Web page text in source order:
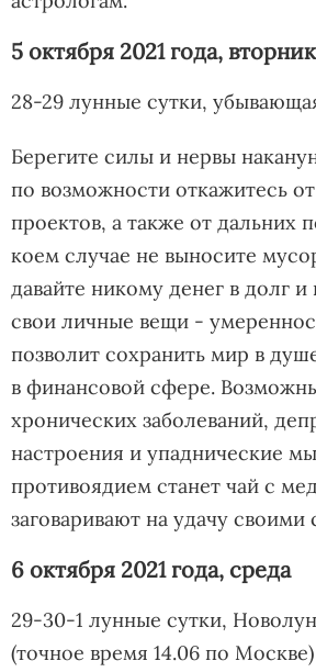
5 октября 2021 года, вторник
28-29 лунные сутки,
Берегите силы и нервы
по возможности откажитесь
проектов, а также от дальних
коем случае не выносите
давайте никому денег в долг
свои личные вещи -
позволит сохранить мир в
в финансовой сфере.
хронических заболеваний,
настроения и упаднические
противоядием станет чай с
заговаривают на удачу своими
6 октября 2021 года, среда
29-30-1 лунные сутки,
(точное время 14.06 по Москве)